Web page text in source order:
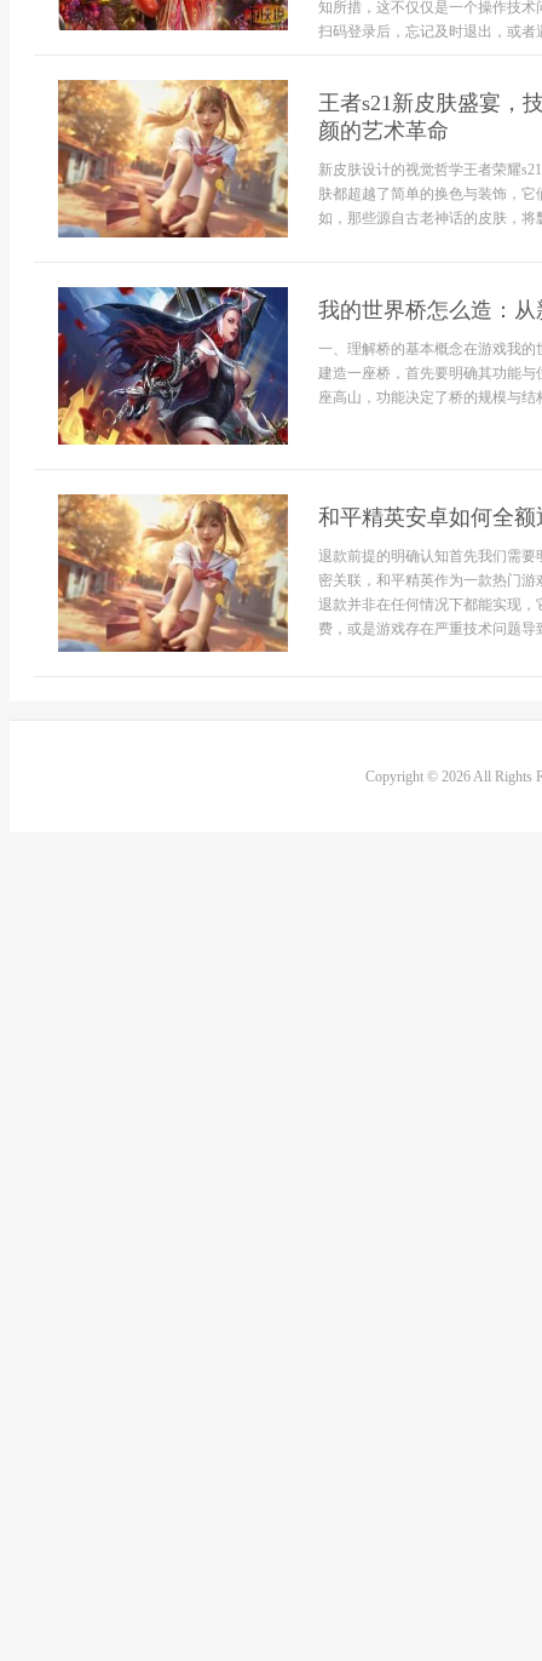
知所措，这不仅仅是一个操作技
扫码登录后，忘记及时退出，或者
王者s21新皮肤盛宴，
颜的艺术革命
新皮肤设计的视觉哲学王者荣耀
肤都超越了简单的换色与装饰，
如，那些源自古老神话的皮肤，将
我的世界桥怎么造：
一、理解桥的基本概念在游戏我
建造一座桥，首先要明确其功能
座高山，功能决定了桥的规模与
和平精英安卓如何全
退款前提的明确认知首先我们需
密关联，和平精英作为一款热门
退款并非在任何情况下都能实现
费，或是游戏存在严重技术问题
Copyright © 2026 All Rights